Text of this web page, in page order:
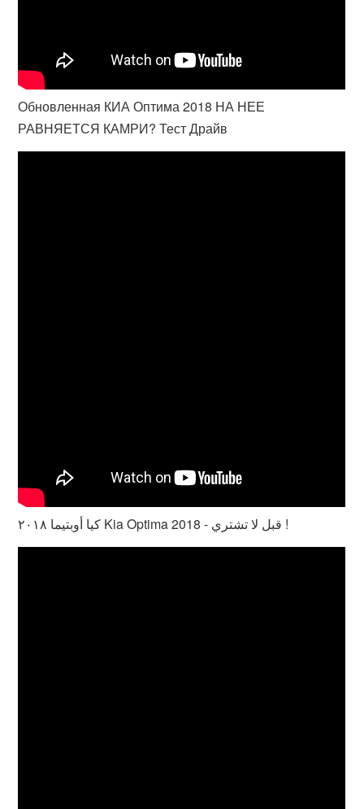
Обновленная КИА Оптима 2018 НА НЕЕ
РАВНЯЕТСЯ КАМРИ? Тест Драйв
كيا أوبتيما ٢٠١٨ Kia Optima 2018 - قبل لا تشتري !